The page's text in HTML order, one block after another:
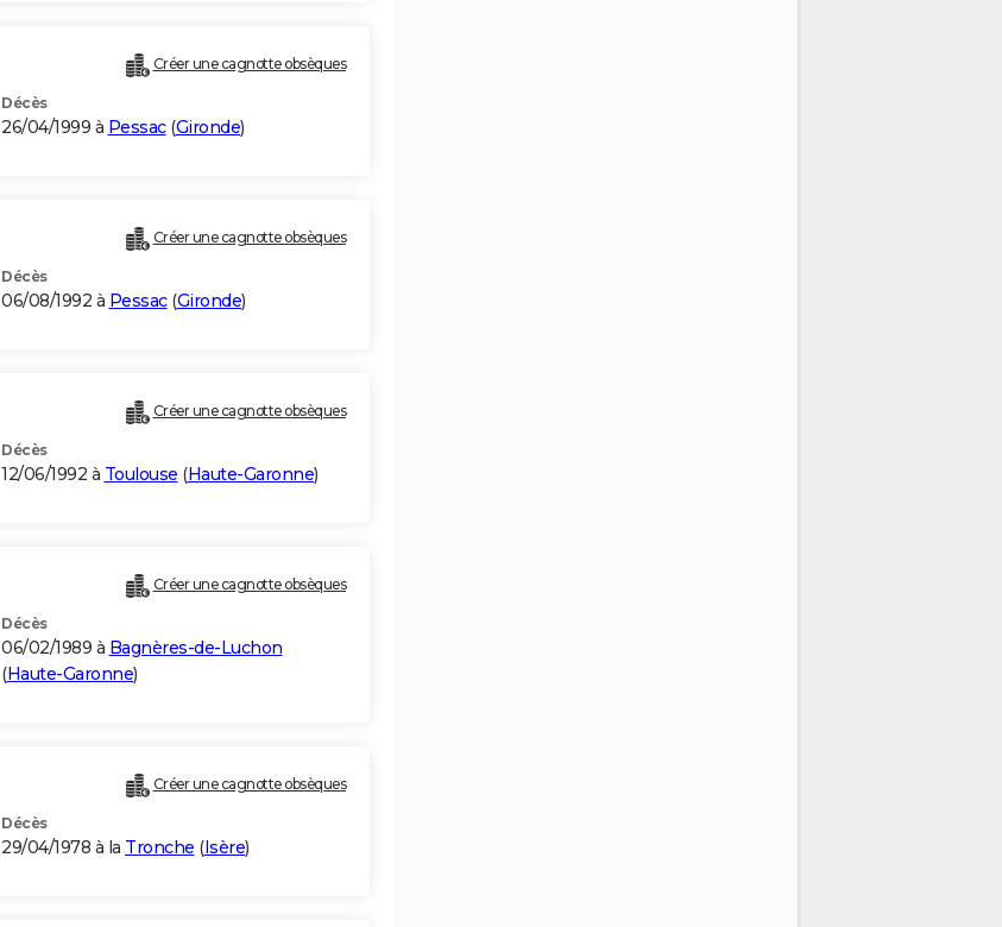
Créer une cagnotte obsèques
Décès
26/04/1999 à Pessac(Gironde)
Créer une cagnotte obsèques
Décès
06/08/1992 à Pessac(Gironde)
Créer une cagnotte obsèques
Décès
12/06/1992 à Toulouse (Haute-Garonne)
Créer une cagnotte obsèques
Décès
06/02/1989 à Bagnères-de-Luchon
(Haute-Garonne)
Créer une cagnotte obsèques
Décès
29/04/1978 à la Tronche (Isère)